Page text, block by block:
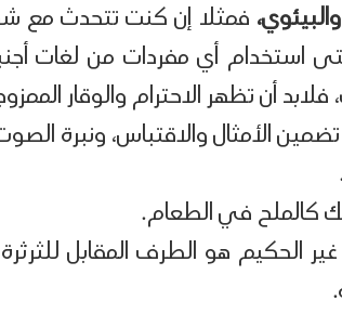
فمثلا إن كنت تتحدث
استخدام أي مفردات من لغات
أن تظهر الاحترام والوقار
الأمثال والاقتباس، ونبرة
كالملح في الطعام.
الحكيم هو الطرف المقابل